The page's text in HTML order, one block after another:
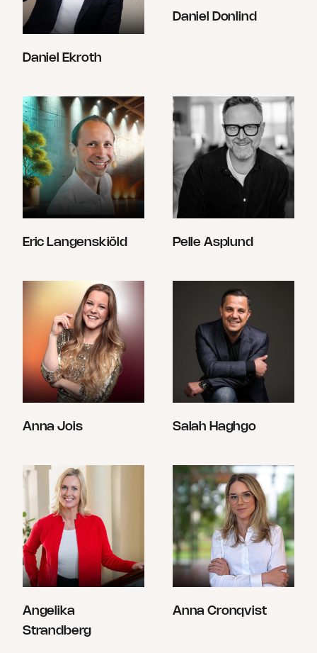
Daniel Ekroth
Daniel Donlind
Eric Langenskiöld Pelle Asplund
Anna Jois Salah Haghgo
Angelika
Strandberg
Anna Cronqvist